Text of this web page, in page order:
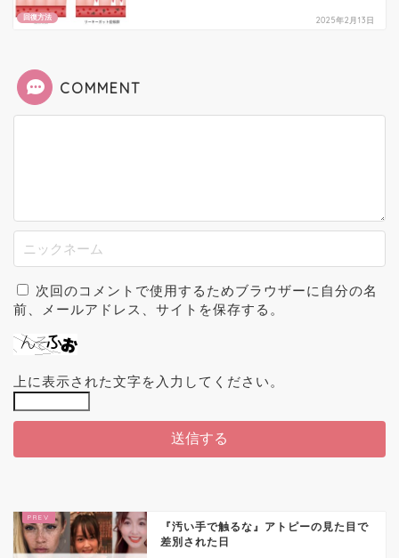
回復方法 2025年2月13日
COMMENT
次回のコメントで使用するためブラウザーに自分の名
前、メールアドレス、サイトを保存する。
上に表示された文字を入力してください。
『汚い手で触るな』アトピーの見た目で
差別された日